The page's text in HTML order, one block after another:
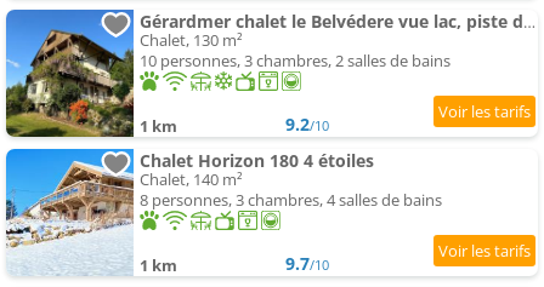
Gérardmer chalet le Belvédere vue lac, piste de ski
Chalet, 130 m²
10 personnes, 3 chambres, 2 salles de bains
1 km 9.2/10
Chalet Horizon 180 4 étoiles
Chalet, 140 m²
8 personnes, 3 chambres, 4 salles de bains
1 km 9.7/10